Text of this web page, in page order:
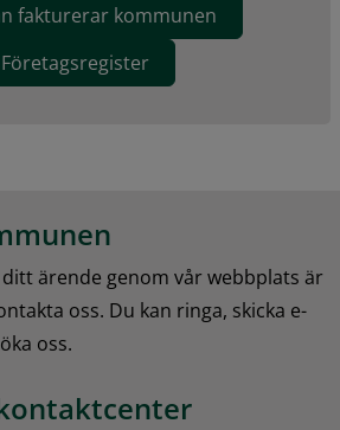
fakturerar kommunen
Företagsregister
ärende genom vår webbplats är
oss. Du kan ringa, skicka e-
oss.